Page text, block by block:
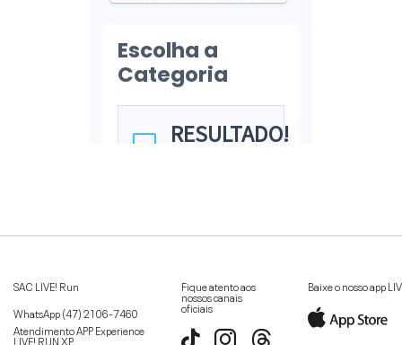
SAC LIVE! Run
WhatsApp(47) 2106-7460
Atendimento APP Experience
LIVE! RUN XP
Fique atento aos
nossos canais
oficiais
Baixe o nosso app